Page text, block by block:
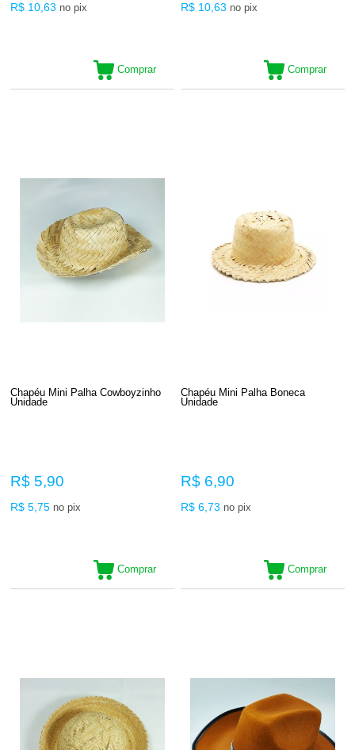
R$ 10,63 no pix
Comprar
R$ 10,63 no pix
Comprar
Chapéu Mini Palha Cowboyzinho
Unidade
R$ 5,90
R$ 5,75 no pix
Comprar
Chapéu Mini Palha Boneca
Unidade
R$ 6,90
R$ 6,73 no pix
Comprar